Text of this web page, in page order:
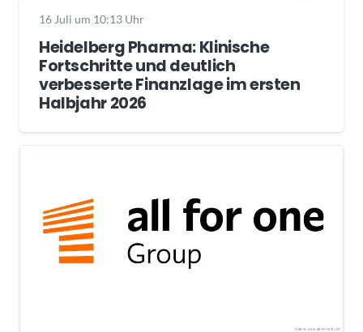
16 Juli um 10:13 Uhr
Heidelberg Pharma: Klinische
Fortschritte und deutlich
verbesserte Finanzlage im ersten
Halbjahr 2026